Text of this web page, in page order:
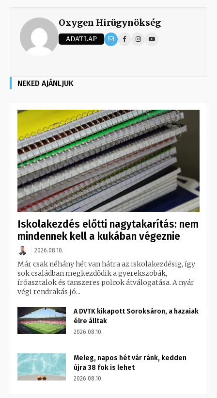
Oxygen Hirügynökség
ADATLAP
NEKED AJÁNLJUK
Iskolakezdés előtti nagytakarítás: nem
mindennek kell a kukában végeznie
2026.08.10.
Már csak néhány hét van hátra az iskolakezdésig, így
sok családban megkezdődik a gyerekszobák,
íróasztalok és tanszeres polcok átválogatása. A nyár
végi rendrakás jó...
A DVTK kikapott Soroksáron, a hazaiak
élre álltak
2026.08.10.
Meleg, napos hét vár ránk, kedden
újra 38 fok is lehet
2026.08.10.